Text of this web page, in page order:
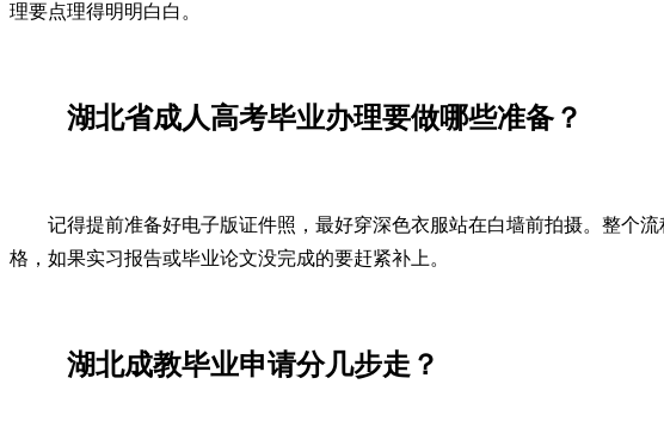
理要点理得明明白白。
湖北省成人高考毕业办理要做哪些准备？
记得提前准备好电子版证件照，最好穿深色衣服站在白墙前拍摄。整个
格，如果实习报告或毕业论文没完成的要赶紧补上。
湖北成教毕业申请分几步走？